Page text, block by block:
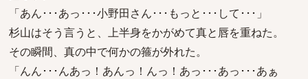
「あん･･･あっ･･･小野田さん･･･もっと･･･して･･･」
杉山はそう言うと、上半身をかがめて真と唇を重ねた。
その瞬間、真の中で何かの箍が外れた。
「んん･･･んあっ！あんっ！んっ！あっ･･･あっ･･･あぁ